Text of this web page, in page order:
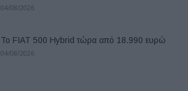
04/08/2026
Το FIAT 500 Hybrid τώρα από 18.990 ευρώ
04/08/2026